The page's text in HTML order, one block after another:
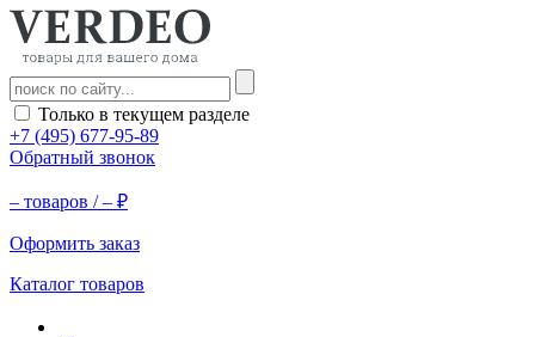
Только в текущем разделе
+7 (495) 677-95-89
Обратный звонок
– товаров /– ₽
Оформить заказ
Каталог товаров